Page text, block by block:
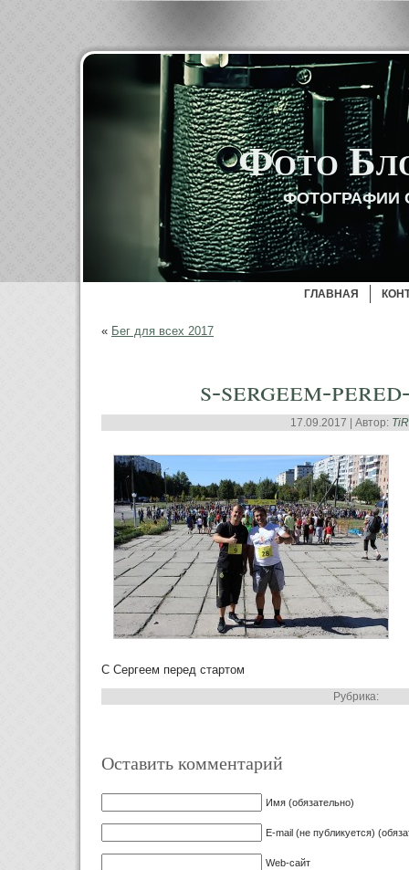
Фото
ФОТОГРАФИИ
ГЛАВНАЯ
« Бег для всех 2017
s-sergeem-
17.09.2017 | Автор:
С Сергеем перед стартом
Рубрика:
Оставить комментарий
Имя (обязательно)
E-mail (не публикуется)
Web-сайт